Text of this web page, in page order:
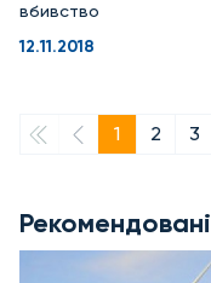
вбивство
12.11.2018
1 2 3
Рекомендовані